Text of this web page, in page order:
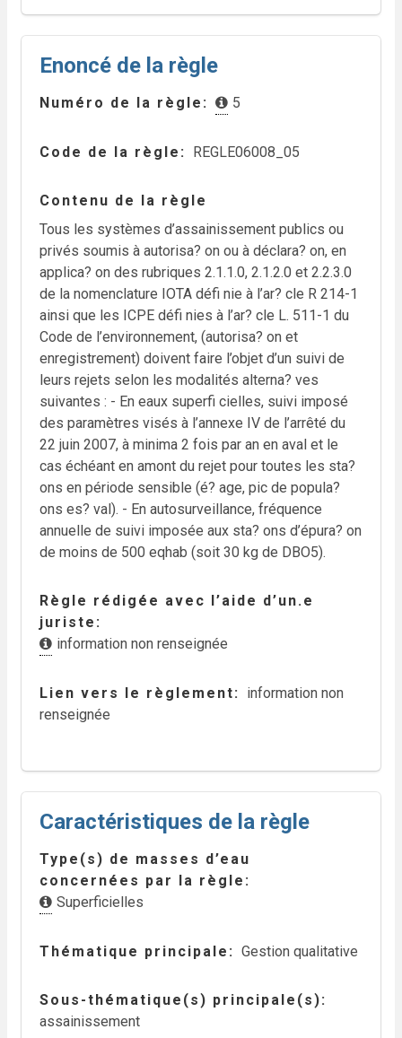
Enoncé de la règle
Numéro de la règle 5
Code de la règle REGLE06008_05
Contenu de la règle
Tous les systèmes d’assainissement publics ou
privés soumis à autorisa? on ou à déclara? on, en
applica? on des rubriques 2.1.1.0, 2.1.2.0 et 2.2.3.0
de la nomenclature IOTA défi nie à l’ar? cle R 214-1
ainsi que les ICPE défi nies à l’ar? cle L. 511-1 du
Code de l’environnement, (autorisa? on et
enregistrement) doivent faire l’objet d’un suivi de
leurs rejets selon les modalités alterna? ves
suivantes : - En eaux superfi cielles, suivi imposé
des paramètres visés à l’annexe IV de l’arrêté du
22 juin 2007, à minima 2 fois par an en aval et le
cas échéant en amont du rejet pour toutes les sta?
ons en période sensible (é? age, pic de popula?
ons es? val). - En autosurveillance, fréquence
annuelle de suivi imposée aux sta? ons d’épura? on
de moins de 500 eqhab (soit 30 kg de DBO5).
Règle rédigée avec l’aide d’un.e
juriste
information non renseignée
Lien vers le règlement
information non
renseignée
Caractéristiques de la règle
Type(s) de masses d’eau
concernées par la règle
Superficielles
Thématique principale Gestion qualitative
Sous-thématique(s) principale(s)
assainissement